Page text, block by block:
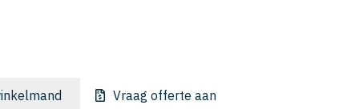
Vraag offerte aan